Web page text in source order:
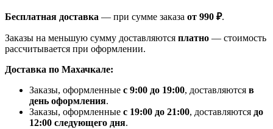
Бесплатная доставка — при сумме заказа от 990 ₽.
Заказы на меньшую сумму доставляются платно — стоимость
рассчитывается при оформлении.
Доставка по Махачкале:
Заказы, оформленные с 9:00 до 19:00, доставляются в
день оформления.
Заказы, оформленные с 19:00 до 21:00, доставляются до
12:00 следующего дня.